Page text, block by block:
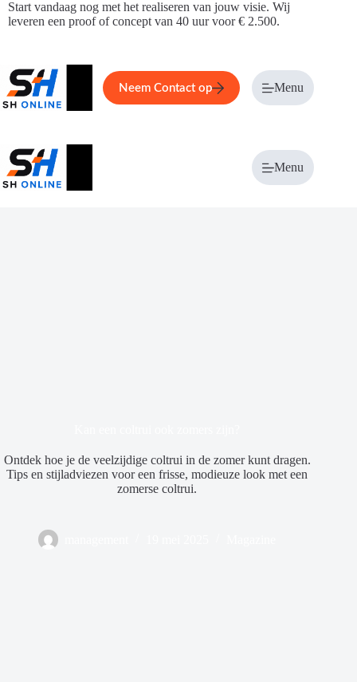
Ga
naar
Start vandaag nog met het realiseren van jouw visie. Wij
leveren een proof of concept van 40 uur voor € 2.500.
Home Service Over ons
Neem Contact op Menu
Menu
Ontdek hoe je de veelzijdige coltrui in de zomer kunt dragen.
Tips en stijladviezen voor een frisse, modieuze look met een
zomerse coltrui.